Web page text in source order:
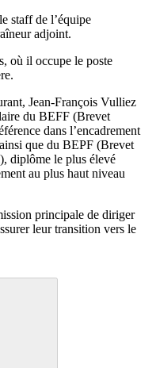
staff de l’équipe
adjoint.
où il occupe le poste
Jean-François Vulliez
du BEFF (Brevet
dans l’encadrement
que du BEPF (Brevet
diplôme le plus élevé
au plus haut niveau
principale de diriger
leur transition vers le